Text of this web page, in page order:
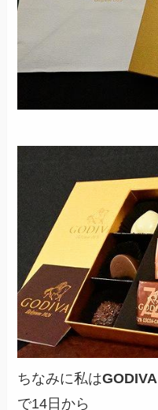
ちなみに私はGODIVA
で14日から